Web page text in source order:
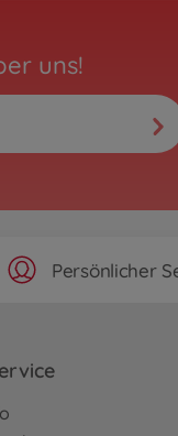
uns!
Persönlicher